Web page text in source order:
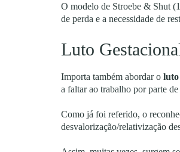
O modelo de Stroebe & Shut
de perda e a necessidade de
Luto
Importa também abordar o luto
a faltar ao trabalho por parte
Como já foi referido, o
desvalorização/relativização